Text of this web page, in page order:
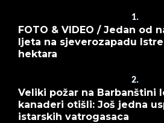
1.
FOTO & VIDEO / Jedan od
ljeta na sjeverozapadu
hektara
2.
Veliki požar na Barbanštini
kanaderi otišli: Još jedna
istarskih vatrogasaca